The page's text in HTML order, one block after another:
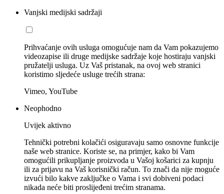
Vanjski medijski sadržaji
Prihvaćanje ovih usluga omogućuje nam da Vam pokazujemo
videozapise ili druge medijske sadržaje koje hostiraju vanjski
pružatelji usluga. Uz Vaš pristanak, na ovoj web stranici
koristimo sljedeće usluge trećih strana:
Vimeo, YouTube
Neophodno
Uvijek aktivno
Tehnički potrebni kolačići osiguravaju samo osnovne funkcije
naše web stranice. Koriste se, na primjer, kako bi Vam
omogućili prikupljanje proizvoda u Vašoj košarici za kupnju
ili za prijavu na Vaš korisnički račun. To znači da nije moguće
izvući bilo kakve zaključke o Vama i svi dobiveni podaci
nikada neće biti proslijeđeni trećim stranama.